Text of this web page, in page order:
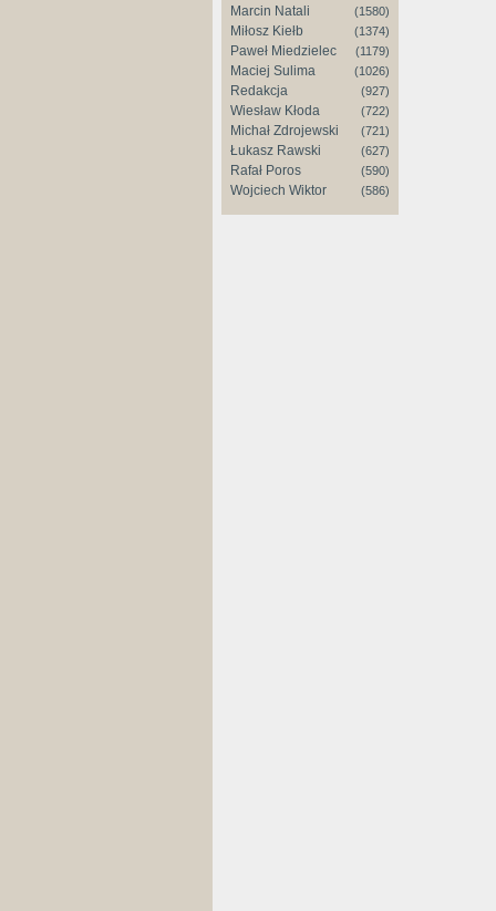
Marcin Natali (1580)
Miłosz Kiełb (1374)
Paweł Miedzielec (1179)
Maciej Sulima (1026)
Redakcja (927)
Wiesław Kłoda (722)
Michał Zdrojewski (721)
Łukasz Rawski (627)
Rafał Poros (590)
Wojciech Wiktor (586)